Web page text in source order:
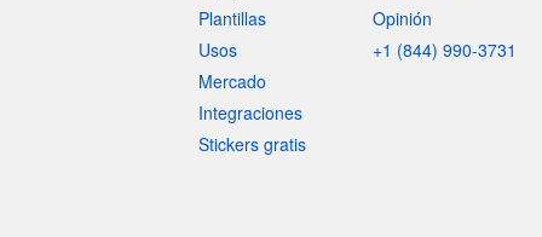
Plantillas
Usos
Mercado
Integraciones
Stickers gratis
Opinión
+1 (844) 990-3731